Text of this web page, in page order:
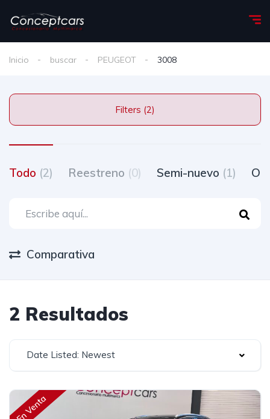
Inicio buscar PEUGEOT 3008
Filters (2)
Todo (2) Reestreno (0) Semi-nuevo (1)
Comparativa
2 Resultados
Date Listed: Newest
En Venta